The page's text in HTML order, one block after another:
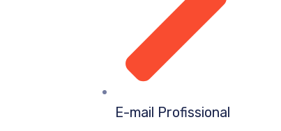
E-mail Profissional